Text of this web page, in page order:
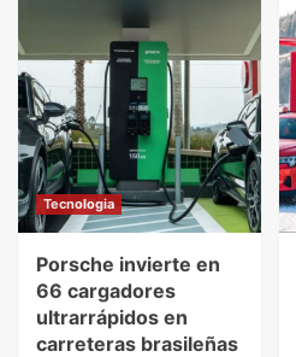
Tecnologia
Porsche invierte en
66 cargadores
ultrarrápidos en
carreteras brasileñas